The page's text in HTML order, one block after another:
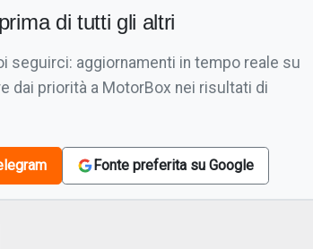
di tutti gli altri
seguirci: aggiornamenti in tempo reale su
dai priorità a MotorBox nei risultati di
Fonte preferita su Google